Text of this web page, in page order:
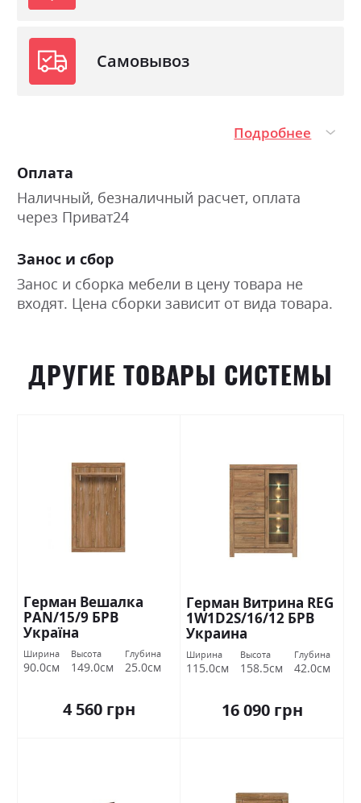
Самовывоз
Подробнее
Оплата
Наличный, безналичный расчет, оплата
через Приват24
Занос и сбор
Занос и сборка мебели в цену товара не
входят. Цена сборки зависит от вида товара.
ДРУГИЕ ТОВАРЫ СИСТЕМЫ
Герман Вешалка
PAN/15/9 БРВ
Україна
Ширина
90.0см
Высота
149.0см
Глубина
25.0см
4 560 грн
Герман Витрина REG
1W1D2S/16/12 БРВ
Украина
Ширина
115.0см
Высота
158.5см
Глубина
42.0см
16 090 грн